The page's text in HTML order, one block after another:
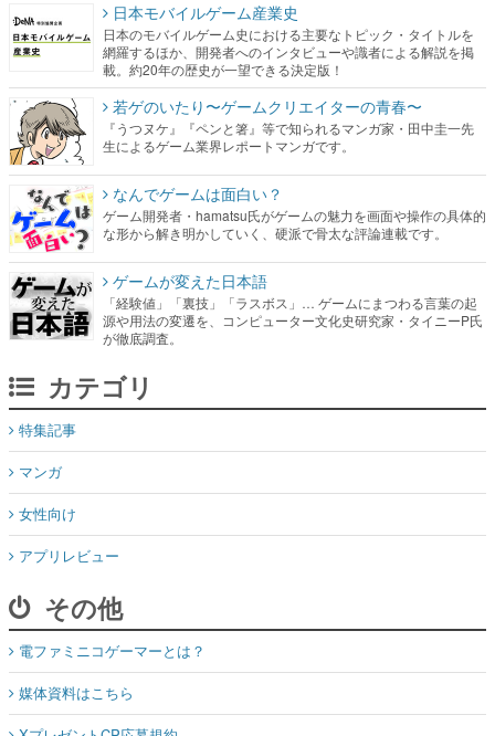
日本モバイルゲーム産業史
日本のモバイルゲーム史における主要なトピック・タイトルを
網羅するほか、開発者へのインタビューや識者による解説を掲
載。約20年の歴史が一望できる決定版！
若ゲのいたり〜ゲームクリエイターの青春〜
『うつヌケ』『ペンと箸』等で知られるマンガ家・田中圭一先
生によるゲーム業界レポートマンガです。
なんでゲームは面白い？
ゲーム開発者・hamatsu氏がゲームの魅力を画面や操作の具体的
な形から解き明かしていく、硬派で骨太な評論連載です。
ゲームが変えた日本語
「経験値」「裏技」「ラスボス」… ゲームにまつわる言葉の起
源や用法の変遷を、コンピューター文化史研究家・タイニーP氏
が徹底調査。
カテゴリ
特集記事
マンガ
女性向け
アプリレビュー
その他
電ファミニコゲーマーとは？
媒体資料はこちら